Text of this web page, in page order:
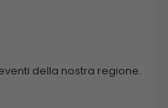
della nostra regione.